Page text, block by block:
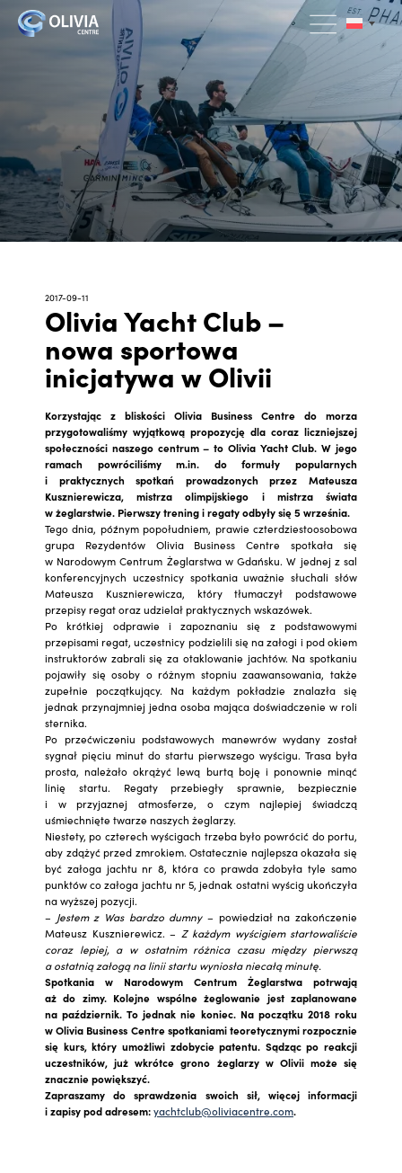
2017-09-11
Olivia Yacht Club –
nowa sportowa
inicjatywa w Olivii
Korzystając z bliskości Olivia Business Centre do morza
przygotowaliśmy wyjątkową propozycję dla coraz liczniejszej
społeczności naszego centrum – to Olivia Yacht Club. W jego
ramach powróciliśmy m.in. do formuły popularnych
i praktycznych spotkań prowadzonych przez Mateusza
Kusznierewicza, mistrza olimpijskiego i mistrza świata
w żeglarstwie. Pierwszy trening i regaty odbyły się 5 września.
Tego dnia, późnym popołudniem, prawie czterdziestoosobowa
grupa Rezydentów Olivia Business Centre spotkała się
w Narodowym Centrum Żeglarstwa w Gdańsku. W jednej z sal
konferencyjnych uczestnicy spotkania uważnie słuchali słów
Mateusza Kusznierewicza, który tłumaczył podstawowe
przepisy regat oraz udzielał praktycznych wskazówek.
Po krótkiej odprawie i zapoznaniu się z podstawowymi
przepisami regat, uczestnicy podzielili się na załogi i pod okiem
instruktorów zabrali się za otaklowanie jachtów. Na spotkaniu
pojawiły się osoby o różnym stopniu zaawansowania, także
zupełnie początkujący. Na każdym pokładzie znalazła się
jednak przynajmniej jedna osoba mająca doświadczenie w roli
sternika.
Po przećwiczeniu podstawowych manewrów wydany został
sygnał pięciu minut do startu pierwszego wyścigu. Trasa była
prosta, należało okrążyć lewą burtą boję i ponownie minąć
linię startu. Regaty przebiegły sprawnie, bezpiecznie
i w przyjaznej atmosferze, o czym najlepiej świadczą
uśmiechnięte twarze naszych żeglarzy.
Niestety, po czterech wyścigach trzeba było powrócić do portu,
aby zdążyć przed zmrokiem. Ostatecznie najlepsza okazała się
być załoga jachtu nr 8, która co prawda zdobyła tyle samo
punktów co załoga jachtu nr 5, jednak ostatni wyścig ukończyła
na wyższej pozycji.
– Jestem z Was bardzo dumny– powiedział na zakończenie
Mateusz Kusznierewicz. – Z każdym wyścigiem startowaliście
coraz lepiej, a w ostatnim różnica czasu między pierwszą
a ostatnią załogą na linii startu wyniosła niecałą minutę.
Spotkania w Narodowym Centrum Żeglarstwa potrwają
aż do zimy. Kolejne wspólne żeglowanie jest zaplanowane
na październik. To jednak nie koniec. Na początku 2018 roku
w Olivia Business Centre spotkaniami teoretycznymi rozpocznie
się kurs, który umożliwi zdobycie patentu. Sądząc po reakcji
uczestników, już wkrótce grono żeglarzy w Olivii może się
znacznie powiększyć.
Zapraszamy do sprawdzenia swoich sił, więcej informacji
i zapisy pod adresem:yachtclub@oliviacentre.com.